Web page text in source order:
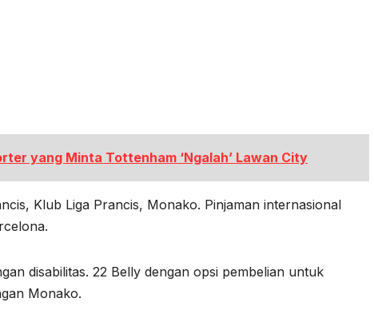
yang Minta Tottenham ‘Ngalah’ Lawan City
Klub Liga Prancis, Monako. Pinjaman internasional
disabilitas. 22 Belly dengan opsi pembelian untuk
Monako.